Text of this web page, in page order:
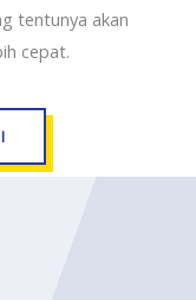
tentunya akan
cepat.